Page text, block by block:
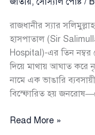
রাজধানীর স্যার
হাসপাতাল (Sir
Hospital)-এর তিন নম্বর
দিয়ে মাথায় আঘাত করে
নামে এক ভাঙারি
বিস্ফোরিত হয়
সোহাগ
Read More »